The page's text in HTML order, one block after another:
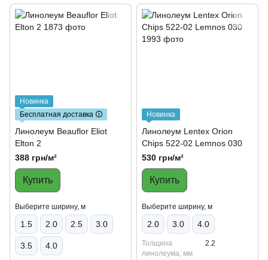
Новинка
Бесплатная доставка 🛈
Линолеум Beauflor Eliot
Elton 2
388 грн/м²
Купить
Выберите ширину, м
1.5 2.0 2.5 3.0
3.5 4.0
Новинка
Линолеум Lentex Orion
Chips 522-02 Lemnos 030
530 грн/м²
Купить
Выберите ширину, м
2.0 3.0 4.0
Толщина
линолеума, мм
2.2